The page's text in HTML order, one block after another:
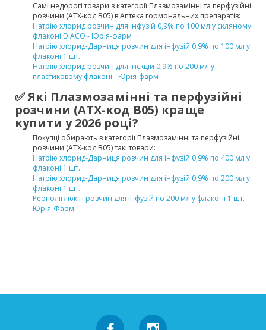
Самі недорогі товари з категорії Плазмозамінні та перфузійні
розчини (ATX-код B05) в Аптека гормональних препаратів:
Натрію хлорид розчин для інфузій 0,9% по 100 мл у скляному
флаконі DIACO - Юрія-фарм
Натрію хлорид-Дарниця розчин для інфузій 0,9% по 100 мл у
флаконі 1 шт.
Натрію хлорид розчин для інєкцій 0,9% по 200 мл у
пластиковому флаконі - Юрія-фарм
✅ Які Плазмозамінні та перфузійні
розчини (ATX-код B05) краще
купити у 2026 році?
Покупці обирають в категорії Плазмозамінні та перфузійні
розчини (ATX-код B05) такі товари:
Натрію хлорид-Дарниця розчин для інфузій 0,9% по 400 мл у
флаконі 1 шт.
Натрію хлорид-Дарниця розчин для інфузій 0,9% по 200 мл у
флаконі 1 шт.
Реополіглюкін розчин для інфузій по 200 мл у флаконі 1 шт. -
Юрія-Фарм